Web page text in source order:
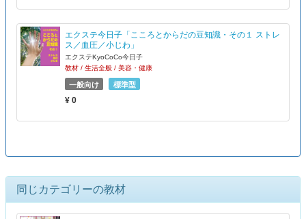
エクステ今日子「こころとからだの豆知識・その１ ストレ
ス／血圧／小じわ」
エクステKyoCoCo今日子
教材 / 生活全般 / 美容・健康
一般向け 標準型
¥ 0
同じカテゴリーの教材